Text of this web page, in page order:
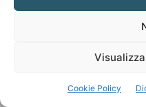
Cookie Policy